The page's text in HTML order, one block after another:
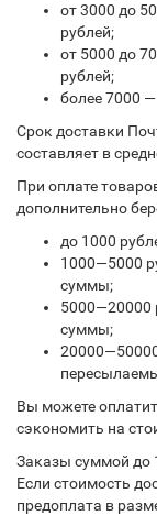
от 3000 до
рублей;
от 5000 до
рублей;
более 7000
Срок доставки
составляет в
При оплате
дополнительно
до 1000
1000—5000
суммы;
5000—20000
суммы;
Вы можете
сэкономить на
Заказы суммой до
Если стоимость
предоплата в